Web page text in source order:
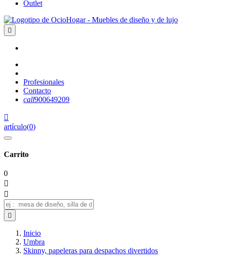
Outlet

Profesionales
Contacto
call900649209

artículo(0)
Carrito
0



Inicio
Umbra
Skinny, papeleras para despachos divertidos